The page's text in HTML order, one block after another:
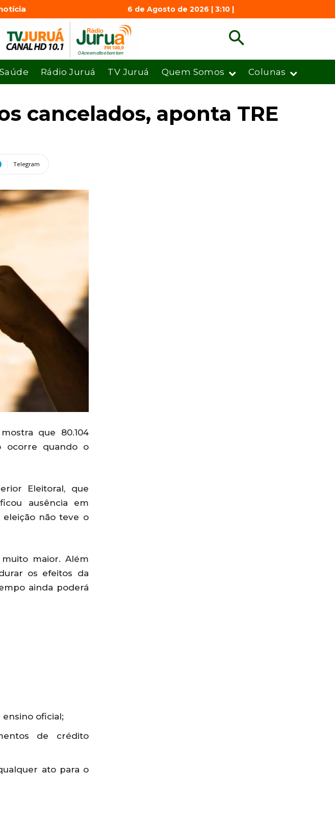
6 de Agosto de 2026 | 3:10 |
Saúde Rádio Juruá TV Juruá Quem Somos Colunas
cancelados, aponta TRE
Telegram
que 80.104
ocorre quando o
Eleitoral, que
ausência em
não teve o
maior. Além
os efeitos da
ainda poderá
oficial;
de crédito
ato para o